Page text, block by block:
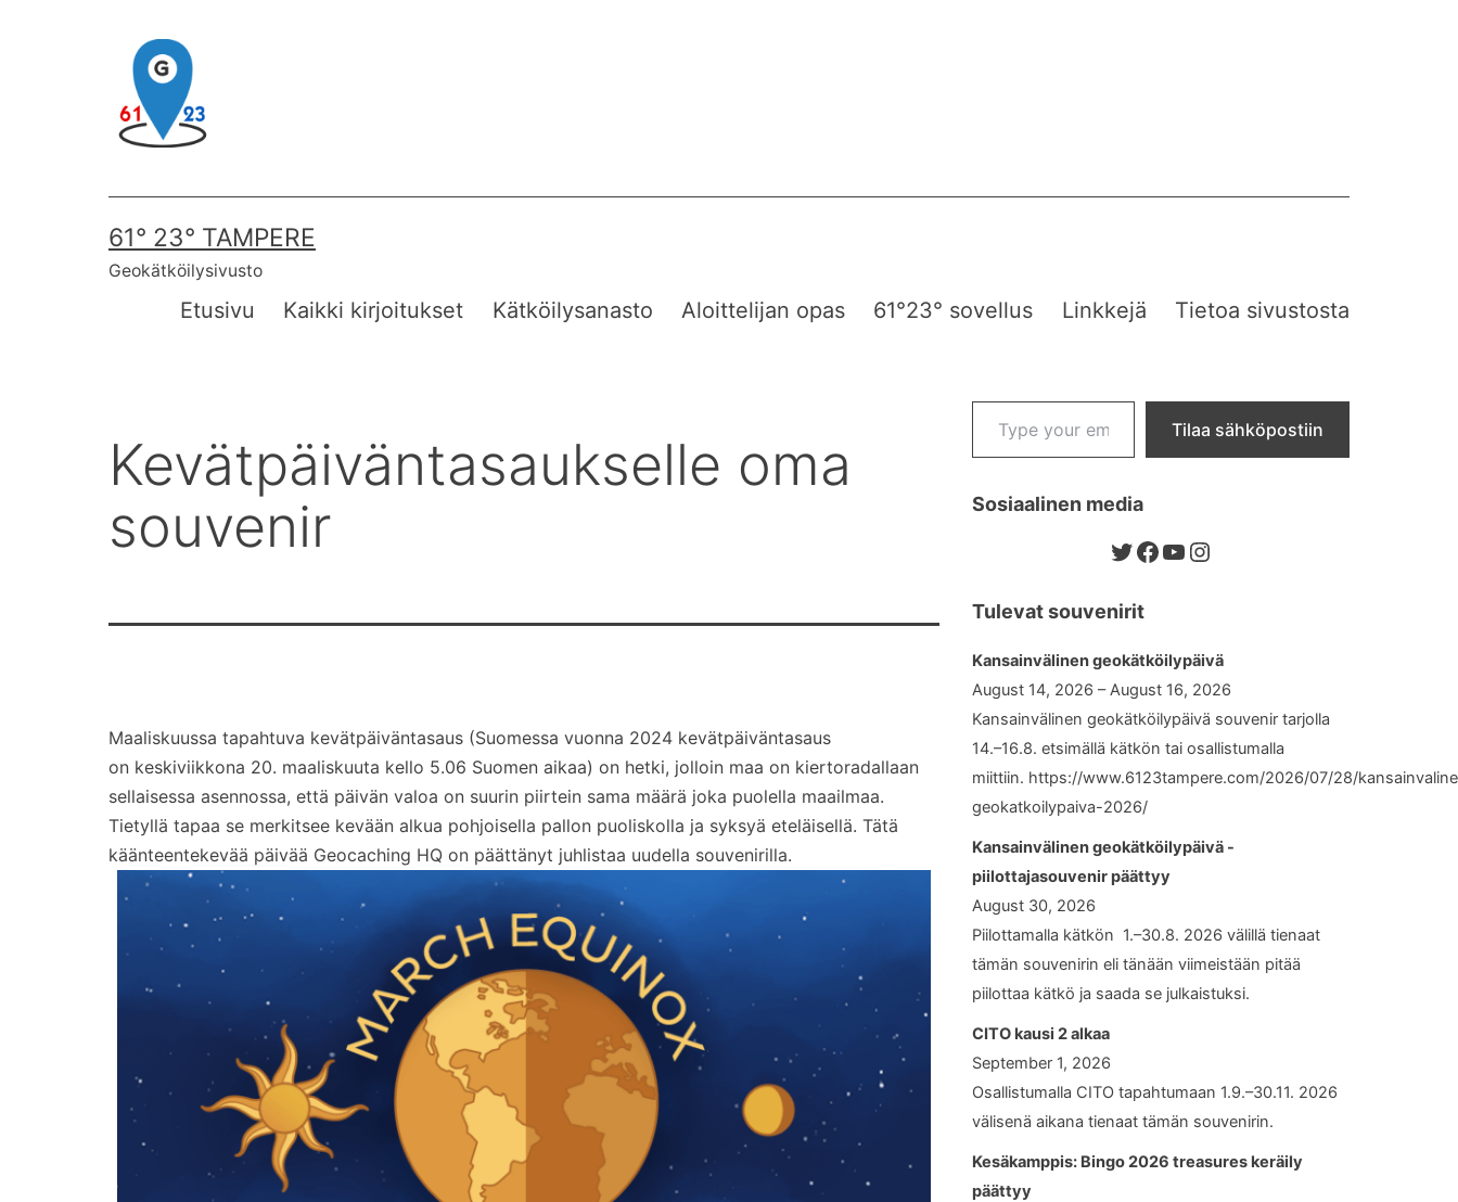
61° 23° TAMPERE
Geokätköilysivusto
Etusivu Kaikki kirjoitukset Kätköilysanasto Aloittelijan opas 61°23° sovellus Linkkejä Tietoa sivustosta
Kevätpäiväntasaukselle oma
souvenir
Maaliskuussa tapahtuva kevätpäiväntasaus (Suomessa vuonna 2024 kevätpäiväntasaus
on keskiviikkona 20. maaliskuuta kello 5.06 Suomen aikaa) on hetki, jolloin maa on kiertoradallaan
sellaisessa asennossa, että päivän valoa on suurin piirtein sama määrä joka puolella maailmaa.
Tietyllä tapaa se merkitsee kevään alkua pohjoisella pallon puoliskolla ja syksyä eteläisellä. Tätä
käänteentekevää päivää Geocaching HQ on päättänyt juhlistaa uudella souvenirilla.
Type your email…
Tilaa sähköpostiin
Sosiaalinen media
Twitter
Facebook
YouTube
Instagram
Tulevat souvenirit
Kansainvälinen geokätköilypäivä
August 14, 2026 – August 16, 2026
Kansainvälinen geokätköilypäivä souvenir tarjolla
14.–16.8. etsimällä kätkön tai osallistumalla
miittiin. https://www.6123tampere.com/2026/07/28/
geokatkoilypaiva-2026/
Kansainvälinen geokätköilypäivä -
piilottajasouvenir päättyy
August 30, 2026
Piilottamalla kätkön 1.–30.8. 2026 välillä tienaat
tämän souvenirin eli tänään viimeistään pitää
piilottaa kätkö ja saada se julkaistuksi.
CITO kausi 2 alkaa
September 1, 2026
Osallistumalla CITO tapahtumaan 1.9.–30.11. 2026
välisenä aikana tienaat tämän souvenirin.
Kesäkamppis: Bingo 2026 treasures keräily
päättyy